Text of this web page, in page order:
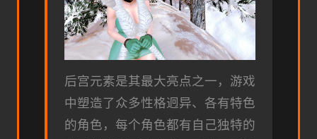
后宫元素是其最大亮点之一，游戏
中塑造了众多性格迥异、各有特色
的角色，每个角色都有自己独特的